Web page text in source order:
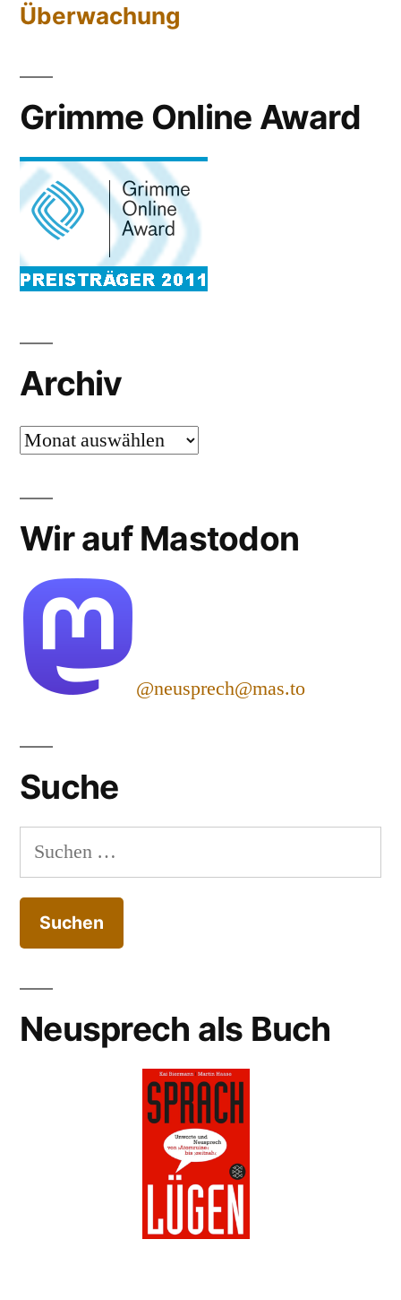
Überwachung
Grimme Online Award
Archiv
Archiv
Wir auf Mastodon
@neusprech@mas.to
Suche
Suchen
nach:
Neusprech als Buch